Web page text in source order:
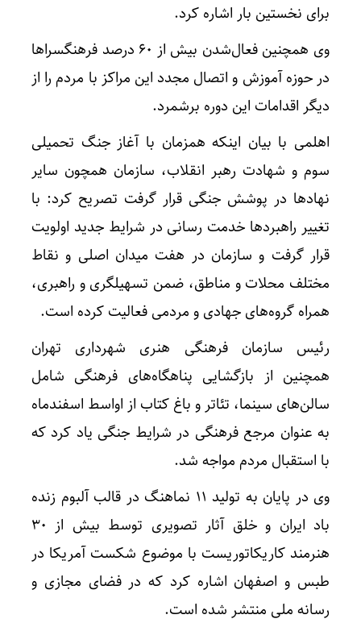
برای نخستین بار اشاره کرد.
وی همچنین فعال‌شدن بیش از ۶۰ درصد فرهنگسراها
در حوزه آموزش و اتصال مجدد این مراکز با مردم را از
دیگر اقدامات این دوره برشمرد.
اهلمی با بیان اینکه همزمان با آغاز جنگ تحمیلی
سوم و شهادت رهبر انقلاب، سازمان همچون سایر
نهادها در پوشش جنگی قرار گرفت تصریح کرد: با
تغییر راهبردها خدمت رسانی در شرایط جدید اولویت
قرار گرفت و سازمان در هفت میدان اصلی و نقاط
مختلف محلات و مناطق، ضمن تسهیلگری و راهبری،
همراه گروه‌های جهادی و مردمی فعالیت کرده است.
رئیس سازمان فرهنگی هنری شهرداری تهران
همچنین از بازگشایی پناهگاه‌های فرهنگی شامل
سالن‌های سینما، تئاتر و باغ کتاب از اواسط اسفندماه
به عنوان مرجع فرهنگی در شرایط جنگی یاد کرد که
با استقبال مردم مواجه شد.
وی در پایان به تولید ۱۱ نماهنگ در قالب آلبوم زنده
باد ایران و خلق آثار تصویری توسط بیش از ۳۰
هنرمند کاریکاتوریست با موضوع شکست آمریکا در
طبس و اصفهان اشاره کرد که در فضای مجازی و
رسانه ملی منتشر شده است.